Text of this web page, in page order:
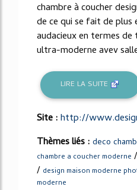
chambre à coucher
de ce qui se fait de plus
audacieux en termes de
ultra-moderne avev
LIRE LA SUITE
Site :http://
Thèmes liés : deco
chambre a coucher moderne /
/ design maison moderne
moderne